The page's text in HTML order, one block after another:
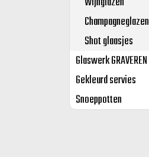
Champagneglazen
Shot glaasjes
Glaswerk GRAVEREN
Gekleurd servies
Snoeppotten